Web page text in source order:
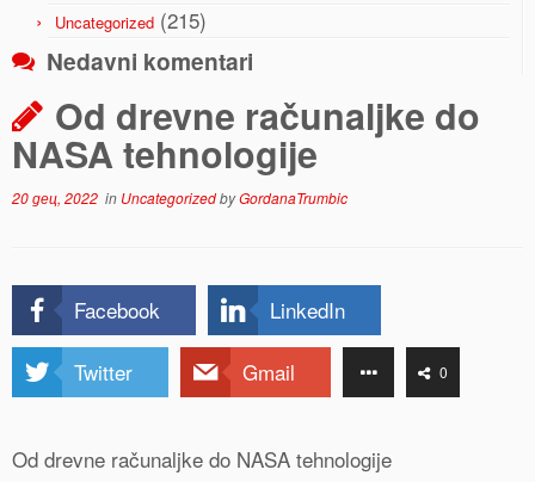
Uncategorized (215)
Nedavni komentari
Od drevne računaljke do
NASA tehnologije
20 дец, 2022 in UncategorizedbyGordanaTrumbic
Facebook LinkedIn
Twitter Gmail 0
Od drevne računaljke do NASA tehnologije